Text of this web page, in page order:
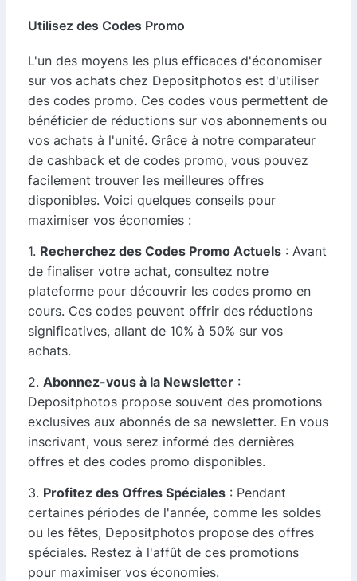
Utilisez des Codes Promo
L'un des moyens les plus efficaces d'économiser
sur vos achats chez Depositphotos est d'utiliser
des codes promo. Ces codes vous permettent de
bénéficier de réductions sur vos abonnements ou
vos achats à l'unité. Grâce à notre comparateur
de cashback et de codes promo, vous pouvez
facilement trouver les meilleures offres
disponibles. Voici quelques conseils pour
maximiser vos économies :
1. Recherchez des Codes Promo Actuels : Avant
de finaliser votre achat, consultez notre
plateforme pour découvrir les codes promo en
cours. Ces codes peuvent offrir des réductions
significatives, allant de 10% à 50% sur vos
achats.
2. Abonnez-vous à la Newsletter :
Depositphotos propose souvent des promotions
exclusives aux abonnés de sa newsletter. En vous
inscrivant, vous serez informé des dernières
offres et des codes promo disponibles.
3. Profitez des Offres Spéciales : Pendant
certaines périodes de l'année, comme les soldes
ou les fêtes, Depositphotos propose des offres
spéciales. Restez à l'affût de ces promotions
pour maximiser vos économies.